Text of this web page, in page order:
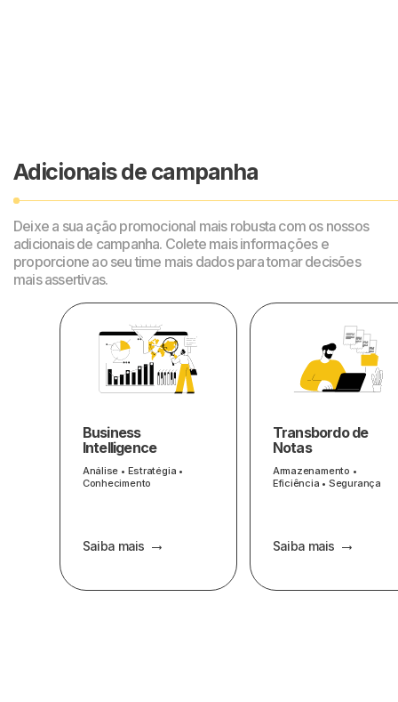
Adicionais de campanha
Deixe a sua ação promocional mais robusta com os nossos
adicionais de campanha. Colete mais informações e
proporcione ao seu time mais dados para tomar decisões
mais assertivas.
Business
Intelligence
Análise • Estratégia •
Conhecimento
Saiba mais
Transbordo de
Notas
Armazenamento •
Eficiência • Segurança
Saiba mais